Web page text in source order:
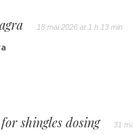
18 mai 2026 at 1 h 13 min
shingles dosing 31